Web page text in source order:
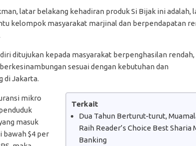
latar belakang kehadiran produk Si Bijak ini adalah,
kelompok masyarakat marjinal dan berpendapatan
ditujukan kepada masyarakat berpenghasilan rendah,
sesuai dengan kebutuhan dan
di Jakarta.
Terkait
Dua Tahun Berturut-turut,
Raih Reader’s Choice Best Sharia
Banking
mikro
masuk
bawah $4 per